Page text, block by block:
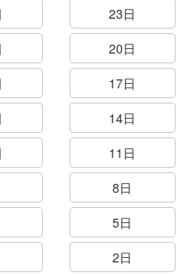
23日
20日
17日
14日
11日
8日
5日
2日